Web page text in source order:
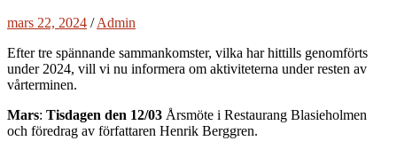
mars 22, 2024 /Admin
Efter tre spännande sammankomster, vilka har hittills genomförts
under 2024, vill vi nu informera om aktiviteterna under resten av
vårterminen.
Mars: Tisdagen den 12/03 Årsmöte i Restaurang Blasieholmen
och föredrag av författaren Henrik Berggren.